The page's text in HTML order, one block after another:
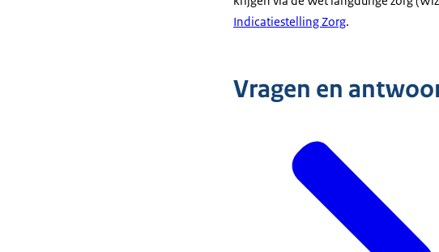
Indicatiestelling Zorg.
Vragen en